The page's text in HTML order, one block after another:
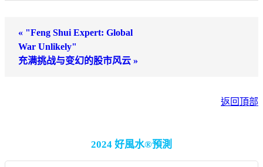
« "Feng Shui Expert: Global
War Unlikely"
充满挑战与变幻的股市风云 »
返回頂部
2024 好風水®預測